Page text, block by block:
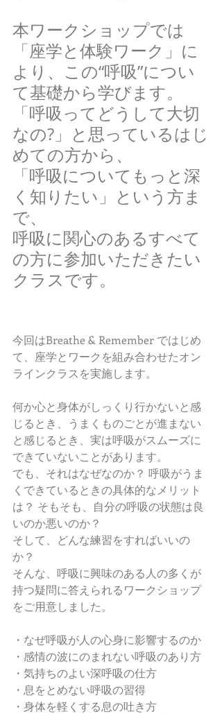
本ワークショップでは
「座学と体験ワーク」に
より、この“呼吸”につい
て基礎から学びます。
「呼吸ってどうして大切
なの?」と思っているはじ
めての方から、
「呼吸についてもっと深
く知りたい」という方ま
で、
呼吸に関心のあるすべて
の方に参加いただきたい
クラスです。
今回はBreathe & Remember ではじめ
て、座学とワークを組み合わせたオン
ラインクラスを実施します。
何か心と身体がしっくり行かないと感
じるとき、うまくものごとが進まない
と感じるとき、実は呼吸がスムーズに
できていないことがあります。
でも、それはなぜなのか？ 呼吸がうま
くできているときの具体的なメリット
は？ そもそも、自分の呼吸の状態は良
いのか悪いのか？
そして、どんな練習をすればいいの
か？
そんな、呼吸に興味のある人の多くが
持つ疑問に答えられるワークショップ
をご用意しました。
・なぜ呼吸が人の心身に影響するのか
・感情の波にのまれない呼吸のあり方
・気持ちのよい深呼吸の仕方
・息をとめない呼吸の習得
・身体を軽くする息の吐き方